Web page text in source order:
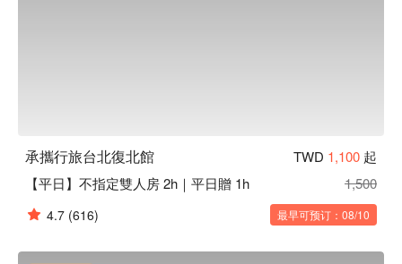
承攜行旅台北復北館 TWD 1,100 起
【平日】不指定雙人房 2h｜平日贈 1h
1,500
4.7 (616) 最早可预订：08/10